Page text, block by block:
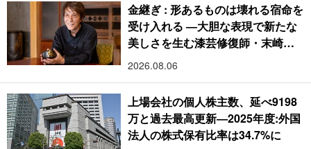
金継ぎ : 形あるものは壊れる宿命を
受け入れる ―大胆な表現で新たな
美しさを生む漆芸修復師・末崎広
樹
2026.08.06
上場会社の個人株主数、延べ9198
万と過去最高更新―2025年度:外国
法人の株式保有比率は34.7%に